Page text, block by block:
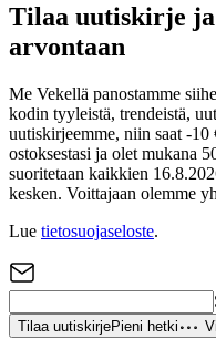
Tilaa uutiskirje ja
arvontaan
Me Vekellä panostamme
kodin tyyleistä, trendeistä,
uutiskirjeemme, niin saat -10
ostoksestasi ja olet mukana
suoritetaan kaikkien
kesken. Voittajaan olemme
Lue tietosuojaseloste.
Tilaa uutiskirjePieni hetki